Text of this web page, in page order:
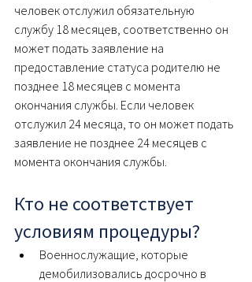
человек отслужил обязательную
службу 18 месяцев, соответственно он
может подать заявление на
предоставление статуса родителю не
позднее 18 месяцев с момента
окончания службы. Если человек
отслужил 24 месяца, то он может подать
заявление не позднее 24 месяцев с
момента окончания службы.
Кто не соответствует
условиям процедуры?
Военнослужащие, которые
демобилизовались досрочно в